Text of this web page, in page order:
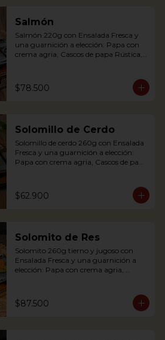
Our delicious Rump Steak is served on
a griddle with a baked potato with
sour cream. Accompanied with a fresh
Salmón
Salmón 220g con Ensalada Fresca y
una guarnición a elección: Papa con
crema agria, Cascos de papa Rústica,
arracacha. Acompañado de salsa de
soya y jengibre.
Accompanied with a salad and a
delicious ginger sauce.
$78.500
Solomillo de Cerdo
Solomillo de cerdo 260g con Ensalada
Fresca y una guarnición a elección:
Papa con crema agria, Cascos de papa
y arracacha.
Pork tenderloin 280g with baked
potato with sour cream and house
salad. Single term.
$62.900
Solomito de Res
Solomito 260g tierno y jugoso con
Ensalada Fresca y una guarnición a
elección: Papa con crema agria,
Yuca, Puré de papa y arracacha
$87.500